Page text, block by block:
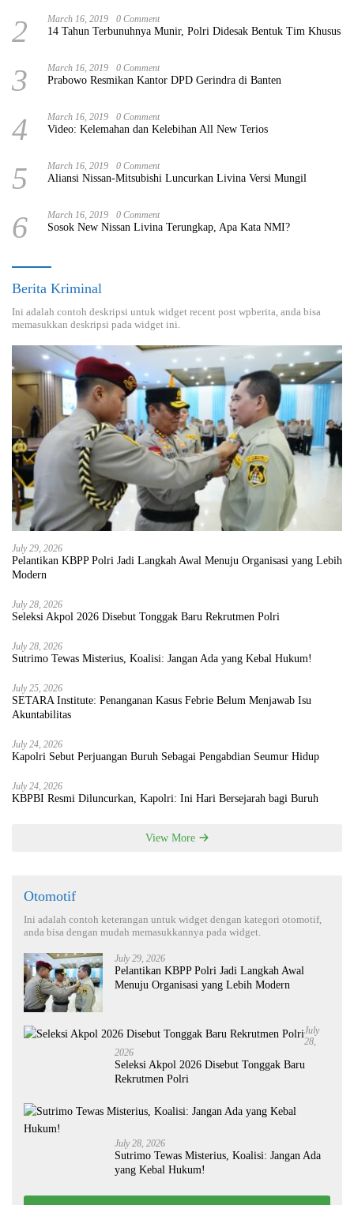
2 March 16, 2019 0 Comment
14 Tahun Terbunuhnya Munir, Polri Didesak Bentuk Tim Khusus
3 March 16, 2019 0 Comment
Prabowo Resmikan Kantor DPD Gerindra di Banten
4 March 16, 2019 0 Comment
Video: Kelemahan dan Kelebihan All New Terios
5 March 16, 2019 0 Comment
Aliansi Nissan-Mitsubishi Luncurkan Livina Versi Mungil
6 March 16, 2019 0 Comment
Sosok New Nissan Livina Terungkap, Apa Kata NMI?
Berita Kriminal
Ini adalah contoh deskripsi untuk widget recent post wpberita, anda bisa
memasukkan deskripsi pada widget ini.
July 29, 2026
Pelantikan KBPP Polri Jadi Langkah Awal Menuju Organisasi yang Lebih
Modern
July 28, 2026
Seleksi Akpol 2026 Disebut Tonggak Baru Rekrutmen Polri
July 28, 2026
Sutrimo Tewas Misterius, Koalisi: Jangan Ada yang Kebal Hukum!
July 25, 2026
SETARA Institute: Penanganan Kasus Febrie Belum Menjawab Isu
Akuntabilitas
July 24, 2026
Kapolri Sebut Perjuangan Buruh Sebagai Pengabdian Seumur Hidup
July 24, 2026
KBPBI Resmi Diluncurkan, Kapolri: Ini Hari Bersejarah bagi Buruh
View More
Otomotif
Ini adalah contoh keterangan untuk widget dengan kategori otomotif,
anda bisa dengan mudah memasukkannya pada widget.
July 29, 2026
Pelantikan KBPP Polri Jadi Langkah Awal
Menuju Organisasi yang Lebih Modern
July
28,
2026
Seleksi Akpol 2026 Disebut Tonggak Baru
Rekrutmen Polri
July 28, 2026
Sutrimo Tewas Misterius, Koalisi: Jangan Ada
yang Kebal Hukum!